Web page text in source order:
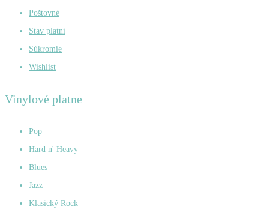
Poštovné
Stav platní
Súkromie
Wishlist
Vinylové platne
Pop
Hard n' Heavy
Blues
Jazz
Klasický Rock